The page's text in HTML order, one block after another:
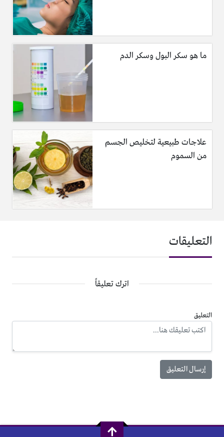
ما هو سكر البول وسكر الدم
علاجات طبيعية لتخليص الجسم
من السموم
التعليقات
اترك تعليقاً
التعليق